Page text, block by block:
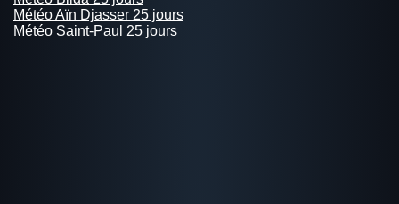
Météo Aïn Djasser 25 jours
Météo Saint-Paul 25 jours